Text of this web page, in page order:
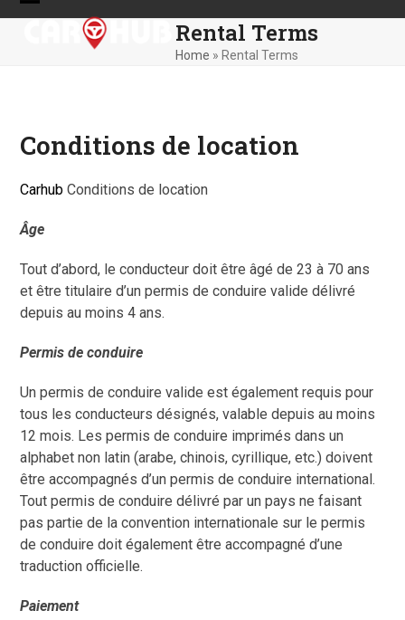
Skip
Open
Close
Rental Terms
Home » Rental Terms
Conditions de location
Carhub Conditions de location
Âge
Tout d’abord, le conducteur doit être âgé de 23 à 70 ans
et être titulaire d’un permis de conduire valide délivré
depuis au moins 4 ans.
Permis de conduire
Un permis de conduire valide est également requis pour
tous les conducteurs désignés, valable depuis au moins
12 mois. Les permis de conduire imprimés dans un
alphabet non latin (arabe, chinois, cyrillique, etc.) doivent
être accompagnés d’un permis de conduire international.
Tout permis de conduire délivré par un pays ne faisant
pas partie de la convention internationale sur le permis
de conduire doit également être accompagné d’une
traduction officielle.
Paiement